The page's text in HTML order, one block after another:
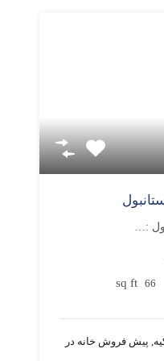
:…
66
sq ft
پیش فروش خانه در